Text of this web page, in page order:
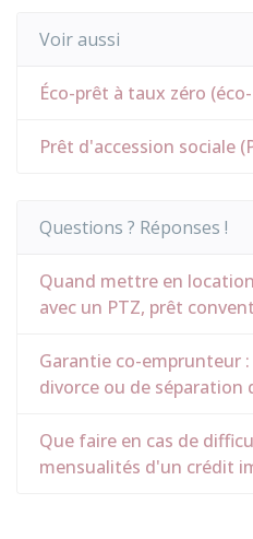
Voir aussi
Éco-prêt à taux zéro
Prêt d'accession sociale
Questions ? Réponses !
Quand mettre en
avec un PTZ, prêt
Garantie co-emprunteur
divorce ou de séparation
Que faire en cas de
mensualités d'un crédit